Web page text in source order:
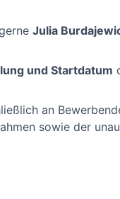
Julia
und Startdatum
an
sowie der